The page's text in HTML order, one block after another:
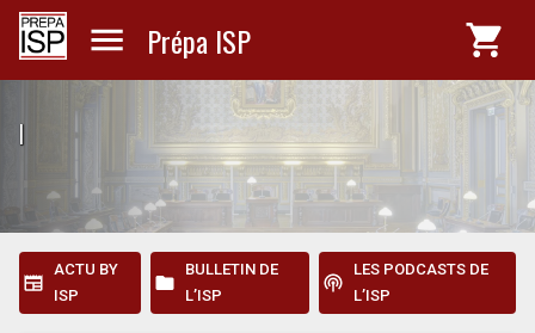
Prépa ISP
|
ACTU BY
ISP
BULLETIN DE
L’ISP
LES PODCASTS DE
L’ISP